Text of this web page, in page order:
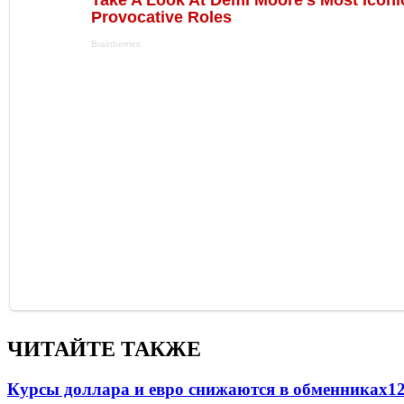
ЧИТАЙТЕ ТАКЖЕ
Курсы доллара и евро снижаются в обменниках